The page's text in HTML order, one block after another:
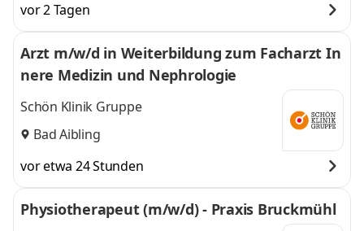
vor 2 Tagen
Arzt m/w/d in Weiterbildung zum Facharzt In
nere Medizin und Nephrologie
Schön Klinik Gruppe
Bad Aibling
vor etwa 24 Stunden
Physiotherapeut (m/w/d) - Praxis Bruckmühl